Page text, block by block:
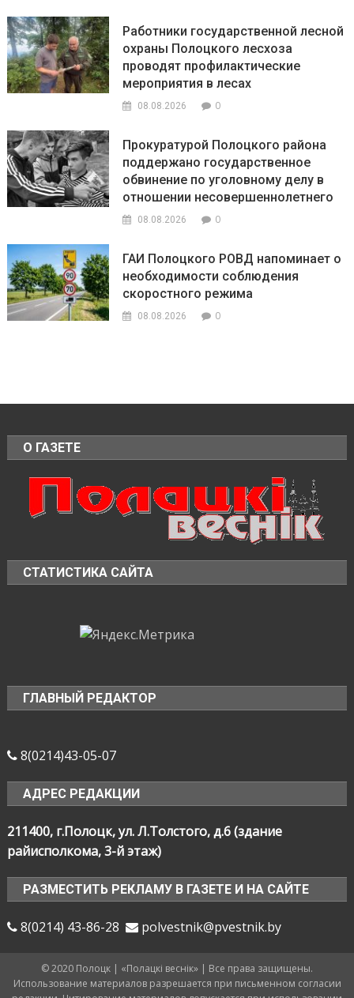
Работники государственной лесной
охраны Полоцкого лесхоза
проводят профилактические
мероприятия в лесах
08.08.2026 0
Прокуратурой Полоцкого района
поддержано государственное
обвинение по уголовному делу в
отношении несовершеннолетнего
08.08.2026 0
ГАИ Полоцкого РОВД напоминает о
необходимости соблюдения
скоростного режима
08.08.2026 0
О ГАЗЕТЕ
СТАТИСТИКА САЙТА
ГЛАВНЫЙ РЕДАКТОР
8(0214)43-05-07
АДРЕС РЕДАКЦИИ
211400, г.Полоцк, ул. Л.Толстого, д.6 (здание
райисполкома, 3-й этаж)
РАЗМЕСТИТЬ РЕКЛАМУ В ГАЗЕТЕ И НА САЙТЕ
8(0214) 43-86-28 polvestnik@pvestnik.by
© 2020 Полоцк | «Полацкі веснік» | Все права защищены.
Использование материалов разрешается при письменном согласии